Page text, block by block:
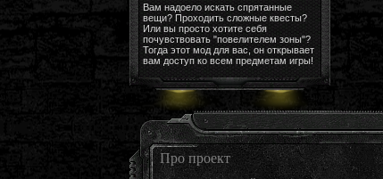
Вам надоело искать спрятанные
вещи? Проходить сложные квесты?
Или вы просто хотите себя
почувствовать "повелителем зоны"?
Тогда этот мод для вас, он открывает
вам доступ ко всем предметам игры!
Про проект